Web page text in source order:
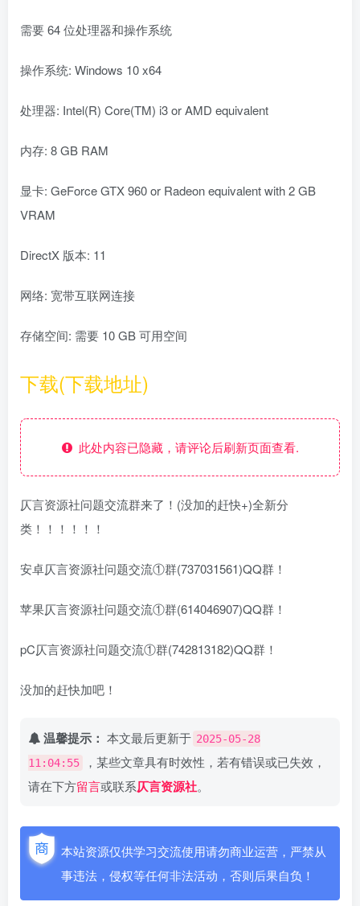
需要 64 位处理器和操作系统
操作系统: Windows 10 x64
处理器: Intel(R) Core(TM) i3 or AMD equivalent
内存: 8 GB RAM
显卡: GeForce GTX 960 or Radeon equivalent with 2 GB
VRAM
DirectX 版本: 11
网络: 宽带互联网连接
存储空间: 需要 10 GB 可用空间
下载(下载地址)
此处内容已隐藏，请评论后刷新页面查看.
仄言资源社问题交流群来了！(没加的赶快+)全新分
类！！！！！！
安卓仄言资源社问题交流①群(737031561)QQ群！
苹果仄言资源社问题交流①群(614046907)QQ群！
pC仄言资源社问题交流①群(742813182)QQ群！
没加的赶快加吧！
温馨提示： 本文最后更新于 2025-05-28
11:04:55
，某些文章具有时效性，若有错误或已失效，
请在下方留言或联系仄言资源社。
本站资源仅供学习交流使用请勿商业运营，严禁从
事违法，侵权等任何非法活动，否则后果自负！